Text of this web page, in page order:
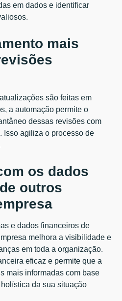
em dados e identificar
mais
são feitas em
a automação permite o
dessas revisões com
Isso agiliza o processo de
os dados
outros
e dados financeiros de
melhora a visibilidade e
em toda a organização.
eficaz e permite que a
mais informadas com base
da sua situação